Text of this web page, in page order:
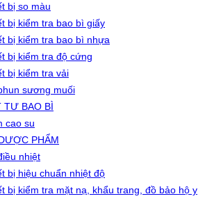
bị so màu
bị kiểm tra bao bì giấy
bị kiểm tra bao bì nhựa
bị kiểm tra độ cứng
bị kiểm tra vải
sương muối
TƯ BAO BÌ
cao su
PHẨM
nhiệt
bị hiệu chuẩn nhiệt độ
bị kiểm tra mặt nạ, khẩu trang, đồ bảo hộ y